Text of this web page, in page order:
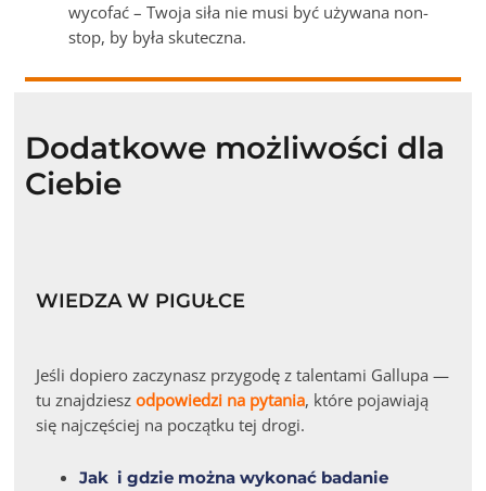
wycofać – Twoja siła nie musi być używana non-
stop, by była skuteczna.
Dodatkowe możliwości dla
Ciebie
WIEDZA W PIGUŁCE
Jeśli dopiero zaczynasz przygodę z talentami Gallupa —
tu znajdzieszodpowiedzi na pytania, które pojawiają
się najczęściej na początku tej drogi.
Jak i gdzie można wykonać badanie